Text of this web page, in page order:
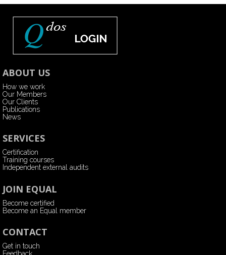
ABOUT US
How we work
Our Members
Our Clients
Publications
News
SERVICES
Certification
Training courses
Independent external audits
JOIN EQUAL
Become certified
Become an Equal member
CONTACT
Get in touch